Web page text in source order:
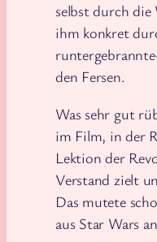
selbst durch
ihm konkret
den Fersen.
Was sehr gut
im Film, in der
Lektion der
Verstand zielt
Das mutete
aus Star Wars